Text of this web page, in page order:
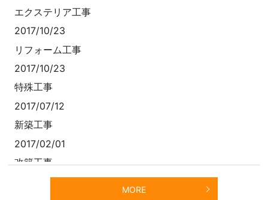
エクステリア工事
2017/10/23
リフォーム工事
2017/10/23
特殊工事
2017/07/12
新築工事
2017/02/01
改築工事
2016/12/22
MORE